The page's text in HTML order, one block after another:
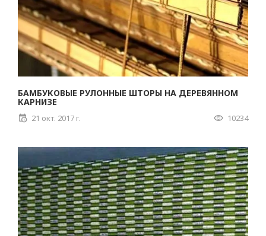
БАМБУКОВЫЕ РУЛОННЫЕ ШТОРЫ НА ДЕРЕВЯННОМ
КАРНИЗЕ
21 окт. 2017 г. 10234